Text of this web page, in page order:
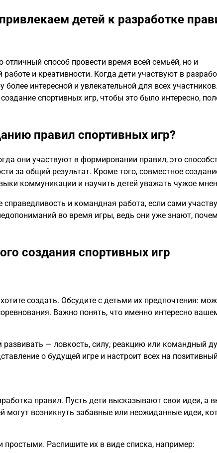
детей к разработке
способ провести время всей семьёй, но и
и креативности. Когда дети участвуют в
интересной и увлекательной для всех
спортивных игр, чтобы это было интересно,
правил спортивных игр?
они участвуют в формировании правил, это
за общий результат. Кроме того, совместное
коммуникации и научить детей уважать чужое
и командная работа, если сами
во время игры, ведь они уже знают,
создания спортивных игр
создать. Обсудите с детьми их предпочтения:
Важно понять, что именно интересно
— ловкость, силу, реакцию или командный
о будущей игре и настроит всех на
правил. Пусть дети высказывают свои идеи, а
могут возникнуть забавные или неожиданные идеи,
Распишите их в виде списка, например: